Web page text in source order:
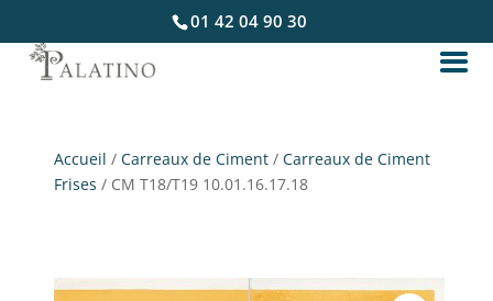
01 42 04 90 30
Accueil /Carreaux de Ciment /Carreaux de Ciment
Frises / CM T18/T19 10.01.16.17.18